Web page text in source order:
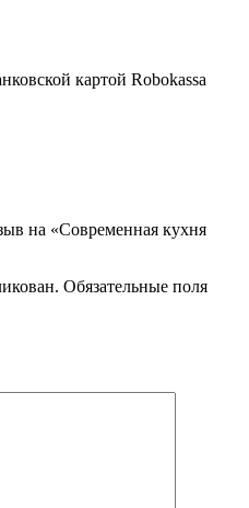
картой Robokassa
на «Современная кухня
Обязательные поля